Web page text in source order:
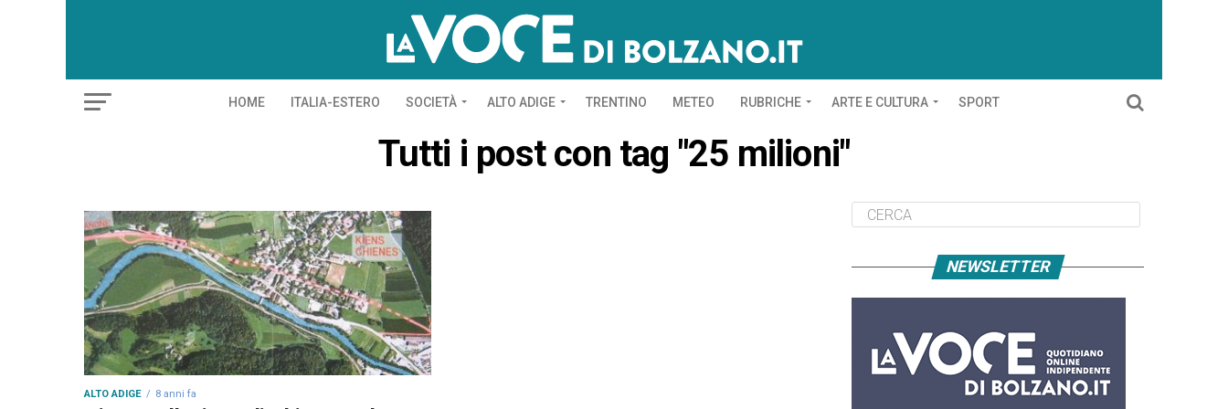
HOME ITALIA-ESTERO SOCIETÀ ALTO ADIGE TRENTINO METEO RUBRICHE ARTE E CULTURA SPORT
Tutti i post con tag "25 milioni"
ALTO ADIGE 8 anni fa
NEWSLETTER